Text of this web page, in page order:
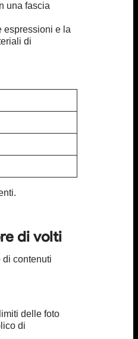
una fascia
espressioni e la
di
di volti
di contenuti
delle foto
di